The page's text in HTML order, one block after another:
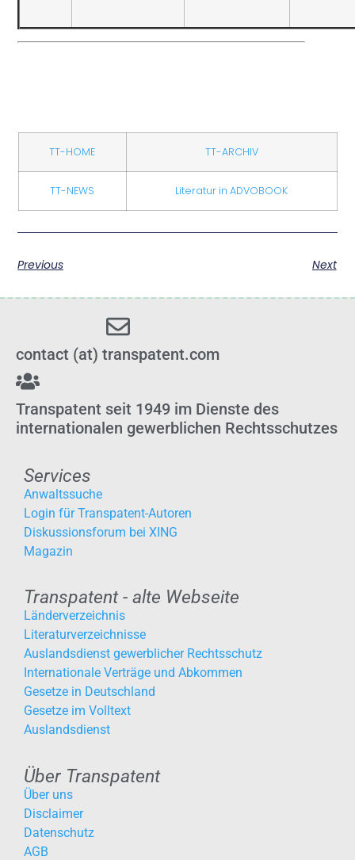
TT-HOME TT-ARCHIV
TT-NEWS Literatur in ADVOBOOK
Previous Next
contact (at) transpatent.com
Transpatent seit 1949 im Dienste des
internationalen gewerblichen Rechtsschutzes
Services
Anwaltssuche
Login für Transpatent-Autoren
Diskussionsforum bei XING
Magazin
Transpatent - alte Webseite
Länderverzeichnis
Literaturverzeichnisse
Auslandsdienst gewerblicher Rechtsschutz
Internationale Verträge und Abkommen
Gesetze in Deutschland
Gesetze im Volltext
Auslandsdienst
Über Transpatent
Über uns
Disclaimer
Datenschutz
AGB